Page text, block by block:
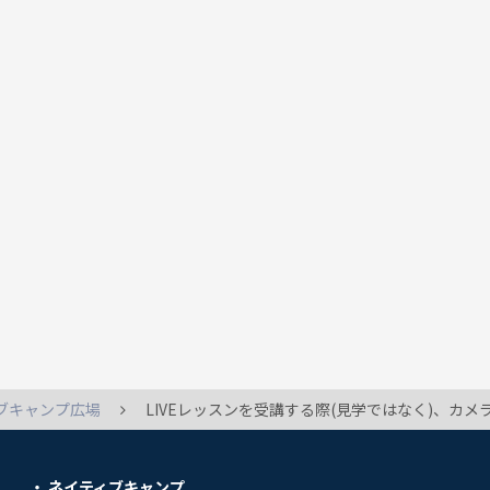
キャンプ広場 LIVEレッスンを受講する際(見学ではなく)、カメ